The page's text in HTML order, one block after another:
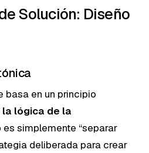
Solución: Diseño
basa en un principio
lógica de la
es simplemente “separar
deliberada para crear